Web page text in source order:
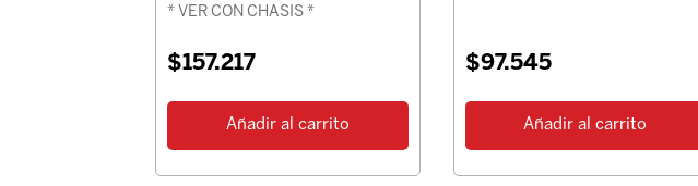
* VER CON CHASIS *
$157.217
Añadir al carrito
$97.545
Añadir al carrito